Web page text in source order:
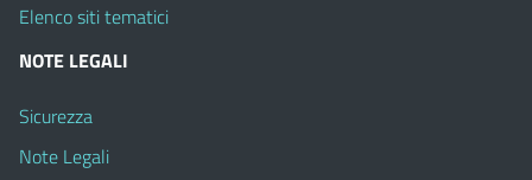
Elenco siti tematici
NOTE LEGALI
Sicurezza
Note Legali